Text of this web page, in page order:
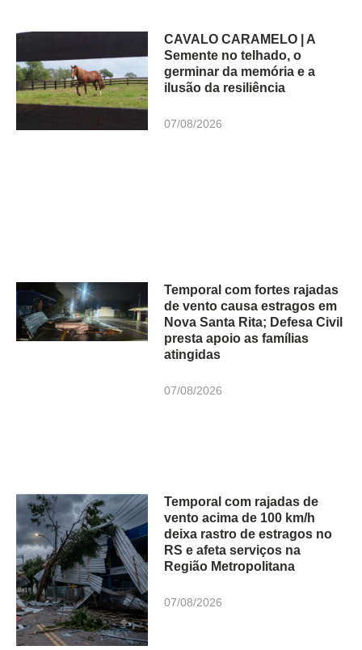
CAVALO CARAMELO | A
Semente no telhado, o
germinar da memória e a
ilusão da resiliência
07/08/2026
Temporal com fortes rajadas
de vento causa estragos em
Nova Santa Rita; Defesa Civil
presta apoio as famílias
atingidas
07/08/2026
Temporal com rajadas de
vento acima de 100 km/h
deixa rastro de estragos no
RS e afeta serviços na
Região Metropolitana
07/08/2026